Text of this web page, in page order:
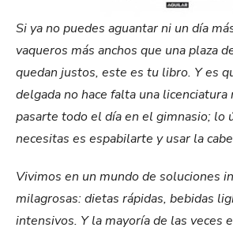
Si ya no puedes aguantar ni un día
vaqueros más anchos que una plaza
quedan justos, este es tu libro. Y es
delgada no hace falta una licenciatura
pasarte todo el día en el gimna­sio; lo
necesitas es espabilarte y usar la
Vivimos en un mundo de soluciones
milagrosas: dietas rápidas, bebidas
intensivos. Y la mayoría de las veces